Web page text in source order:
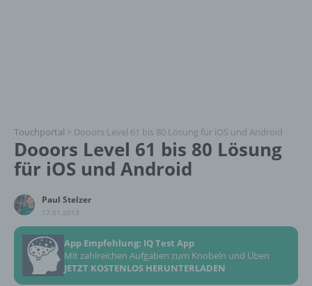
Touchportal > Dooors Level 61 bis 80 Lösung für iOS und Android
Dooors Level 61 bis 80 Lösung
für iOS und Android
Paul Stelzer
17.01.2013
App Empfehlung: IQ Test App
Mit zahlreichen Aufgaben zum Knobeln und Üben
JETZT KOSTENLOS HERUNTERLADEN